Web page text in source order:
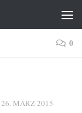
0
26. MÄRZ 2015